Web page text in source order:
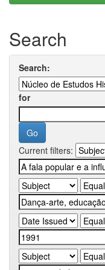
Search
Search:
for
Current filters: